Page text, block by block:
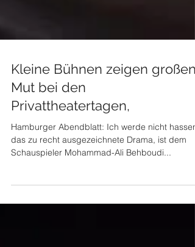
Kleine Bühnen zeigen großen
Mut bei den
Privattheatertagen,
das zu recht ausgezeichnete Drama, ist dem
Schauspieler Mohammad-Ali Behboudi...